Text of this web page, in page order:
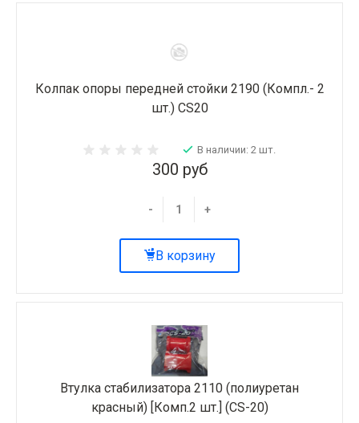
Колпак опоры передней стойки 2190 (Компл.- 2
шт.) CS20
В наличии: 2 шт.
300 руб
- +
В корзину
Втулка стабилизатора 2110 (полиуретан
красный) [Комп.2 шт.] (CS-20)